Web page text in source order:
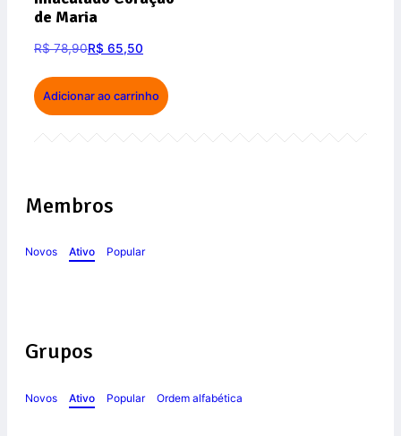
de Maria
R$78,90R$ 65,50
Adicionar ao carrinho
Membros
Novos Ativo Popular
Grupos
Novos Ativo Popular Ordem alfabética